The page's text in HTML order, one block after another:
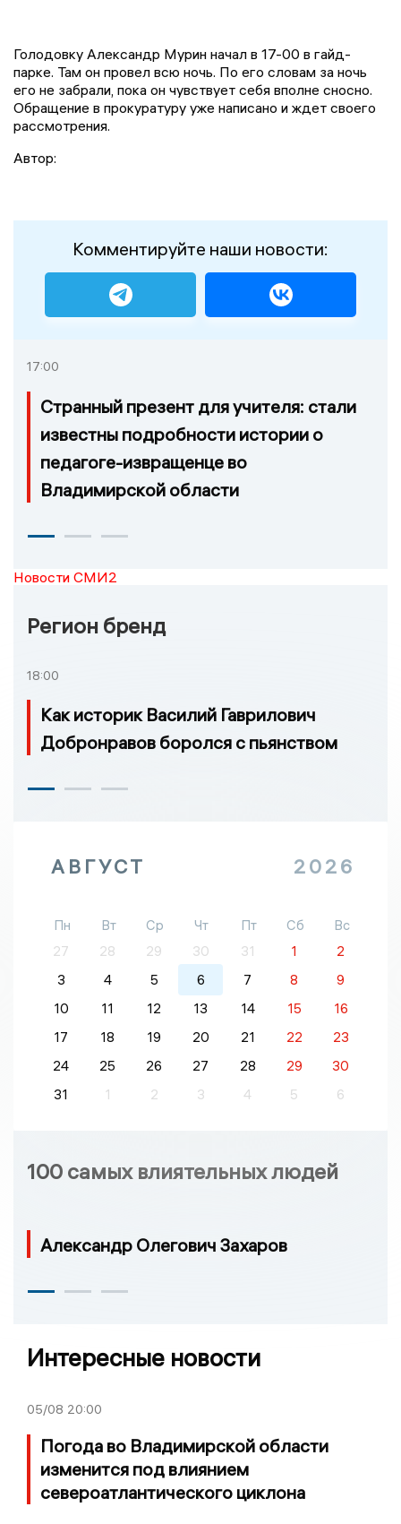
Голодовку Александр Мурин начал в 17-00 в гайд-
парке. Там он провел всю ночь. По его словам за ночь
его не забрали, пока он чувствует себя вполне сносно.
Обращение в прокуратуру уже написано и ждет своего
рассмотрения.
Автор:
Комментируйте наши новости:
17:00
Странный презент для учителя: стали
известны подробности истории о
педагоге-извращенце во
Владимирской области
Новости СМИ2
Регион бренд
18:00
Как историк Василий Гаврилович
Добронравов боролся с пьянством
АВГУСТ 2026
Пн Вт Ср Чт Пт Сб
Вс
27
28 29 30 31 1
2
3
4 5 6 7 8
9
10
11 12 13 14 15
16
17
18 19 20 21 22
23
24
25 26 27 28 29
30
31
1 2 3 4 5 6
100 самых влиятельных людей
Александр Олегович Захаров
Интересные новости
05/08 20:00
Погода во Владимирской области
изменится под влиянием
североатлантического циклона